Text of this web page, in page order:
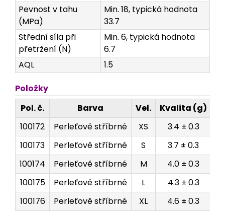
Pevnost v tahu
(MPa)
Min. 18, typická hodnota
33.7
Střední síla při
přetržení (N)
Min. 6, typická hodnota
6.7
AQL
1.5
Položky
Pol. č.
Barva Vel. Kvalita (g)
100172
Perleťově stříbrné XS 3.4 ± 0.3
100173
Perleťově stříbrné S 3.7 ± 0.3
100174
Perleťově stříbrné M 4.0 ± 0.3
100175
Perleťově stříbrné L 4.3 ± 0.3
100176
Perleťově stříbrné XL 4.6 ± 0.3